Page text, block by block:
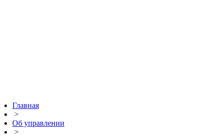
Главная
>
Об управлении
>